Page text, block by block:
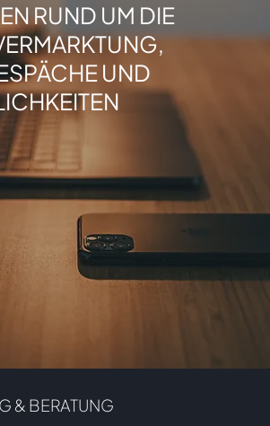
RUND UM DIE
UND
& BERATUNG